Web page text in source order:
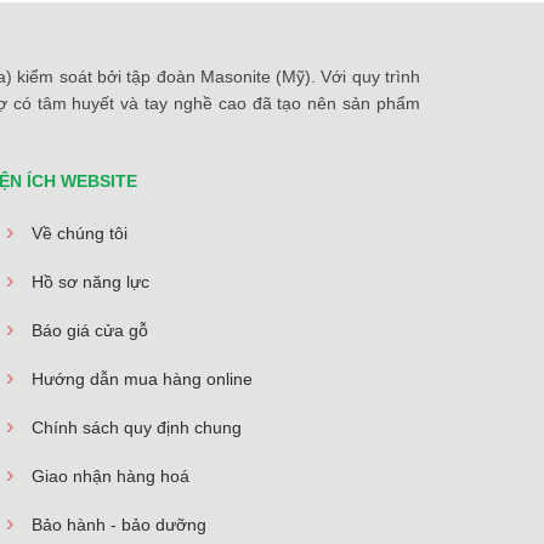
kiểm soát bởi tập đoàn Masonite (Mỹ). Với quy trình
tâm huyết và tay nghề cao đã tạo nên sản phẩm
ÍCH WEBSITE
Về chúng tôi
Hồ sơ năng lực
Báo giá cửa gỗ
Hướng dẫn mua hàng online
Chính sách quy định chung
Giao nhận hàng hoá
Bảo hành - bảo dưỡng